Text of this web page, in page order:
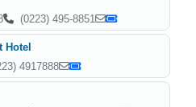
(0223) 495-8851
4917888